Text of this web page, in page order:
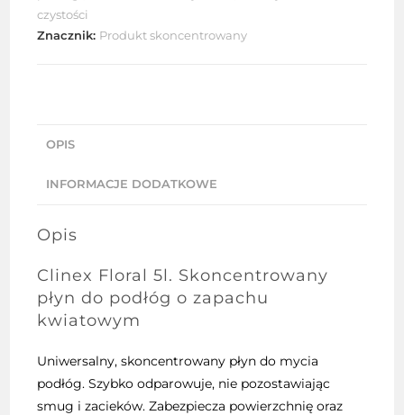
czystości
Znacznik: Produkt skoncentrowany
OPIS
INFORMACJE DODATKOWE
Opis
Clinex Floral 5l. Skoncentrowany
płyn do podłóg o zapachu
kwiatowym
Uniwersalny, skoncentrowany płyn do mycia
podłóg. Szybko odparowuje, nie pozostawiając
smug i zacieków. Zabezpiecza powierzchnię oraz